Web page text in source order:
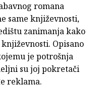
romana
same književnosti,
zanimanja kako
Opisano
je potrošnja
su joj pokretači
reklama.